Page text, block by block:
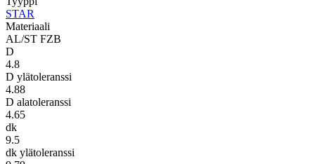
STAR
Materiaali
AL/ST FZB
D
4.8
D ylätoleranssi
4.88
D alatoleranssi
4.65
dk
9.5
dk ylätoleranssi